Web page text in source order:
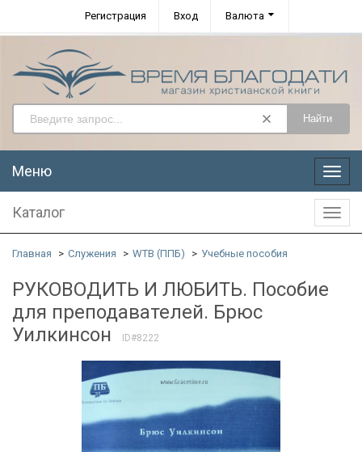
Регистрация Вход Валюта
Найти
Меню
Меню
Каталог
Главная Служения WTB (ППБ) Учебные пособия
РУКОВОДИТЬ И ЛЮБИТЬ. Пособие
для преподавателей. Брюс
Уилкинсон
ID#8222